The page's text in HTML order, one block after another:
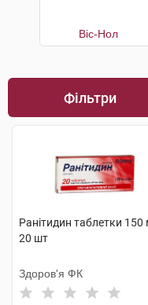
Віс-Нол
Фільтри
Ранітидин таблетки 150
20 шт
Здоров'я ФК